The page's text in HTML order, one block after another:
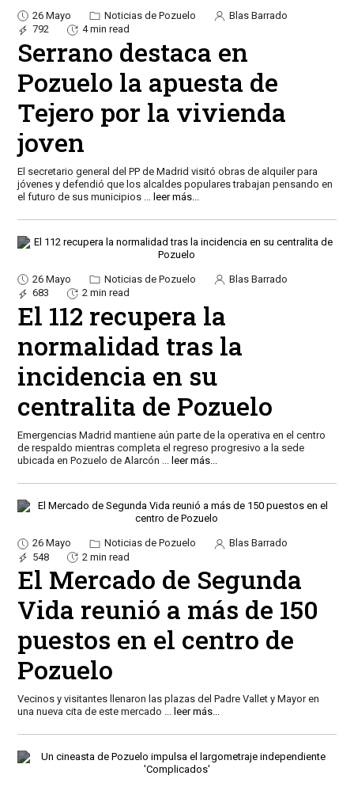
26 Mayo Noticias de Pozuelo
Blas Barrado
792
4 min read
Serrano destaca en
Pozuelo la apuesta de
Tejero por la vivienda
joven
El secretario general del PP de Madrid visitó obras de alquiler para
jóvenes y defendió que los alcaldes populares trabajan pensando en
el futuro de sus municipios
leer más...
26 Mayo Noticias de Pozuelo
Blas Barrado
683
2 min read
El 112 recupera la
normalidad tras la
incidencia en su
centralita de Pozuelo
Emergencias Madrid mantiene aún parte de la operativa en el centro
de respaldo mientras completa el regreso progresivo a la sede
ubicada en Pozuelo de Alarcón ... leer más...
26 Mayo Noticias de Pozuelo
Blas Barrado
548
2 min read
El Mercado de Segunda
Vida reunió a más de 150
puestos en el centro de
Pozuelo
Vecinos y visitantes llenaron las plazas del Padre Vallet y Mayor en
una nueva cita de este mercado ... leer más...